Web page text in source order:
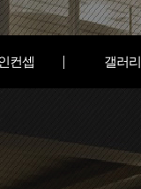
컨셉 갤러리